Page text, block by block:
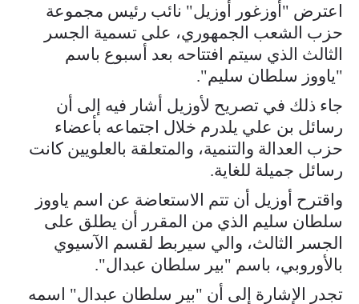
اعترض "أوزغور أوزيل" نائب رئيس مجموعة
حزب الشعب الجمهوري، على تسمية الجسر
الثالث الذي سيتم افتتاحه بعد أسبوع باسم
"ياووز سلطان سليم".
جاء ذلك في تصريح لأوزيل أشار فيه إلى أن
رسائل بن علي يلدرم خلال اجتماعه بأعضاء
حزب العدالة والتنمية، والمتعلقة بالعلويين كانت
رسائل جميلة للغاية.
واقترح أوزيل أن تتم الاستعاضة عن اسم ياووز
سلطان سليم الذي من المقرر أن يطلق على
الجسر الثالث، والي سيربط لقسم الآسيوي
بالأوروبي، باسم "بير سلطان عبدال".
تجدر الإشارة إلى أن "بير سلطان عبدال" اسمه